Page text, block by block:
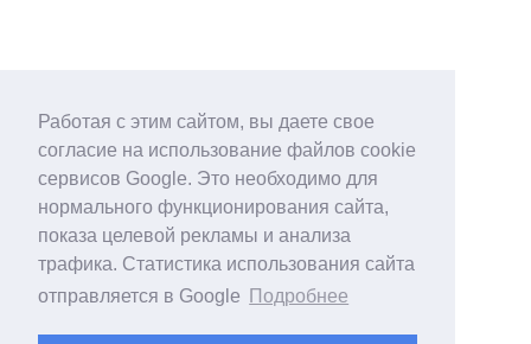
Работая с этим сайтом, вы даете свое
согласие на использование файлов cookie
сервисов Google. Это необходимо для
нормального функционирования сайта,
показа целевой рекламы и анализа
трафика. Статистика использования сайта
отправляется в Google
Подробнее